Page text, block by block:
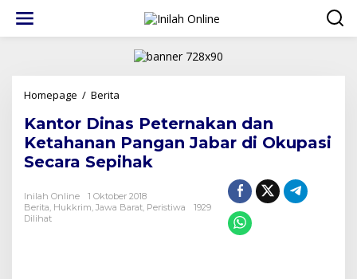
konten
Homepage / Berita
Peternakan
dan
Ketahanan
Pangan
di
Okupasi
Kantor Dinas Peternakan dan
Ketahanan Pangan Jabar di Okupasi
Secara Sepihak
Inilah Online
1 Oktober 2018
Berita, Hukkrim, Jawa Barat, Peristiwa
1929
Dilihat